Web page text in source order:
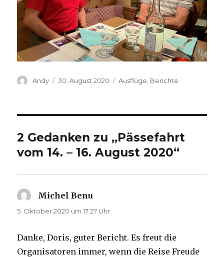
Autor
Andy
Veröffentlicht
30. August 2020 Kategorien
Ausflüge Berichte
2 Gedanken zu „Pässefahrt
vom 14. – 16. August 2020“
Michel Benu
5. Oktober 2020 um 17:27 Uhr
Danke, Doris, guter Bericht. Es freut die
Organisatoren immer, wenn die Reise Freude